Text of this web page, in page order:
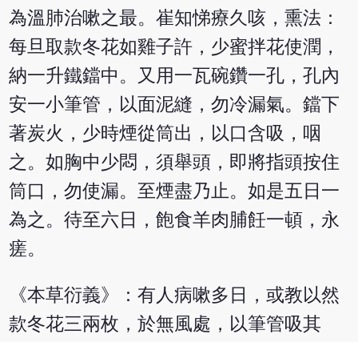
為溫肺治嗽之最。崔知悌療久咳，熏法：
每旦取款冬花如雞子許，少蜜拌花使潤，
納一升鐵鐺中。又用一瓦碗鑽一孔，孔內
安一小筆管，以面泥縫，勿冷漏氣。鐺下
著炭火，少時煙從筒出，以口含吸，咽
之。如胸中少悶，須舉頭，即將指頭按住
筒口，勿使漏。至煙盡乃止。如是五日一
為之。待至六日，飽食羊肉脯飪一頓，永
瘥。
《本草衍義》：有人病嗽多日，或教以然
款冬花三兩枚，於無風處，以筆管吸其